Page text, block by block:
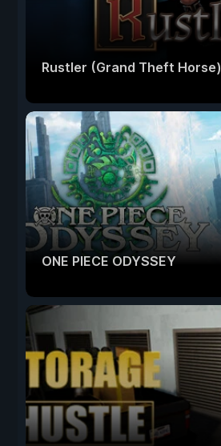
Rustler (Grand Theft Horse)
ONE PIECE ODYSSEY